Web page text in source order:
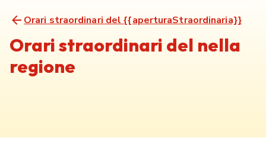
Orari straordinari del {{aperturaStraordinaria}}
Orari straordinari del nella
regione